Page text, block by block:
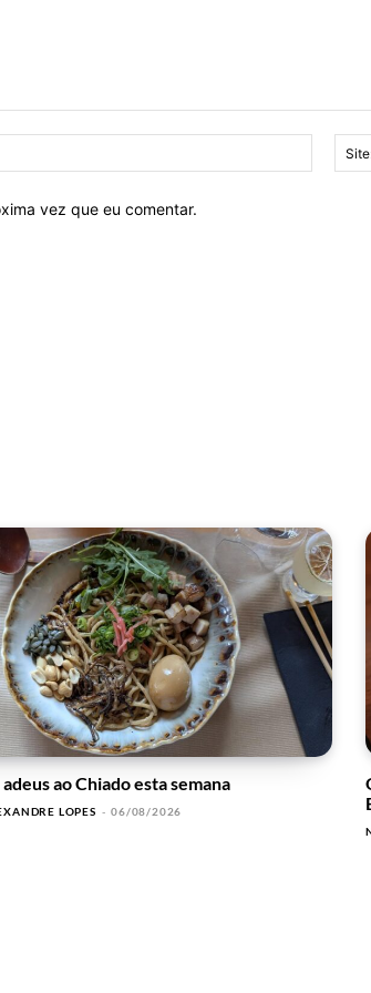
mail:*
vez que eu comentar.
ao Chiado esta semana
LOPES - 06/08/2026